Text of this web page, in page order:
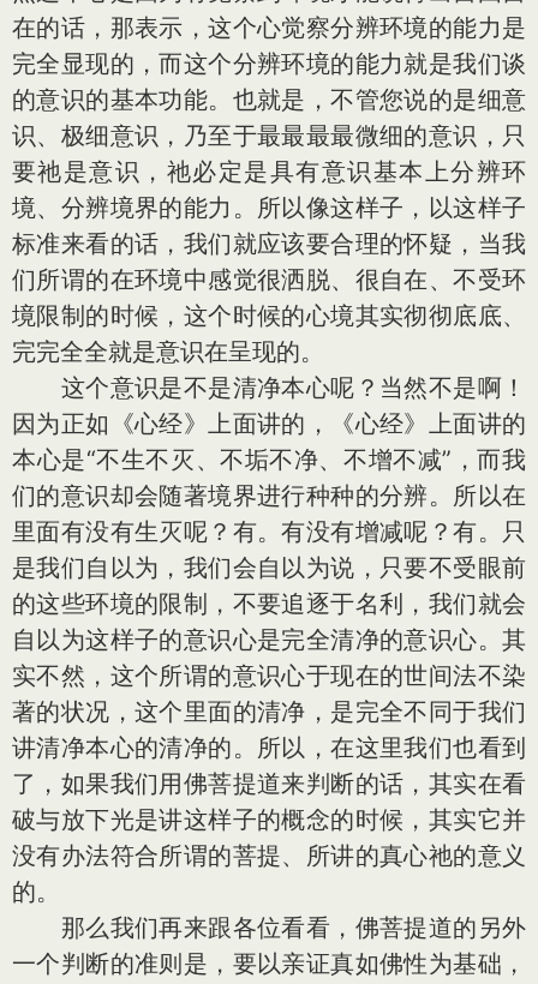
在的话，那表示，这个心觉察分辨环境的能力是
完全显现的，而这个分辨环境的能力就是我们谈
的意识的基本功能。也就是，不管您说的是细意
识、极细意识，乃至于最最最最微细的意识，只
要祂是意识，祂必定是具有意识基本上分辨环
境、分辨境界的能力。所以像这样子，以这样子
标准来看的话，我们就应该要合理的怀疑，当我
们所谓的在环境中感觉很洒脱、很自在、不受环
境限制的时候，这个时候的心境其实彻彻底底、
完完全全就是意识在呈现的。
这个意识是不是清净本心呢？当然不是啊！
因为正如《心经》上面讲的，《心经》上面讲的
本心是“不生不灭、不垢不净、不增不减”，而我
们的意识却会随著境界进行种种的分辨。所以在
里面有没有生灭呢？有。有没有增减呢？有。只
是我们自以为，我们会自以为说，只要不受眼前
的这些环境的限制，不要追逐于名利，我们就会
自以为这样子的意识心是完全清净的意识心。其
实不然，这个所谓的意识心于现在的世间法不染
著的状况，这个里面的清净，是完全不同于我们
讲清净本心的清净的。所以，在这里我们也看到
了，如果我们用佛菩提道来判断的话，其实在看
破与放下光是讲这样子的概念的时候，其实它并
没有办法符合所谓的菩提、所讲的真心祂的意义
的。
那么我们再来跟各位看看，佛菩提道的另外
一个判断的准则是，要以亲证真如佛性为基础，